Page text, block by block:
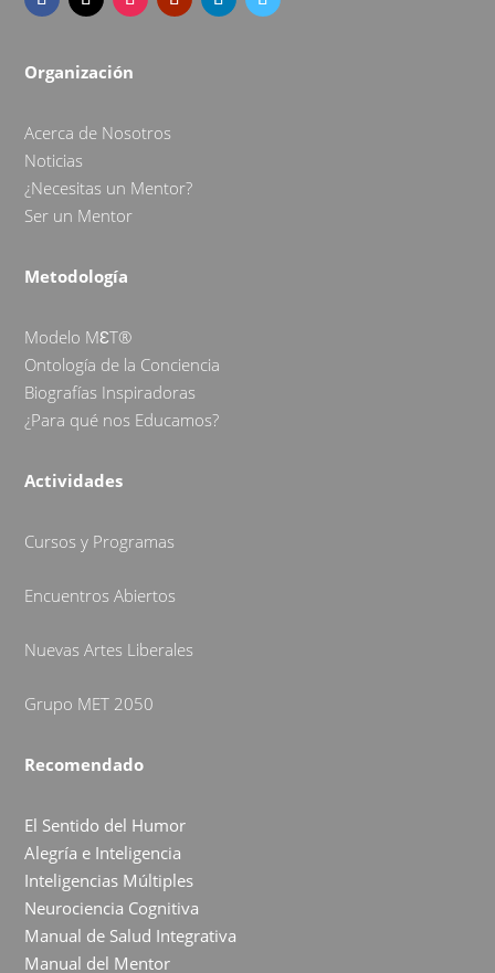
Organización
Acerca de Nosotros
Noticias
¿Necesitas un Mentor?
Ser un Mentor
Metodología
Modelo MƐT®
Ontología de la Conciencia
Biografías Inspiradoras
¿Para qué nos Educamos?
Actividades
Cursos y Programas
Encuentros Abiertos
Nuevas Artes Liberales
Grupo MET 2050
Recomendado
El Sentido del Humor
Alegría e Inteligencia
Inteligencias Múltiples
Neurociencia Cognitiva
Manual de Salud Integrativa
Manual del Mentor